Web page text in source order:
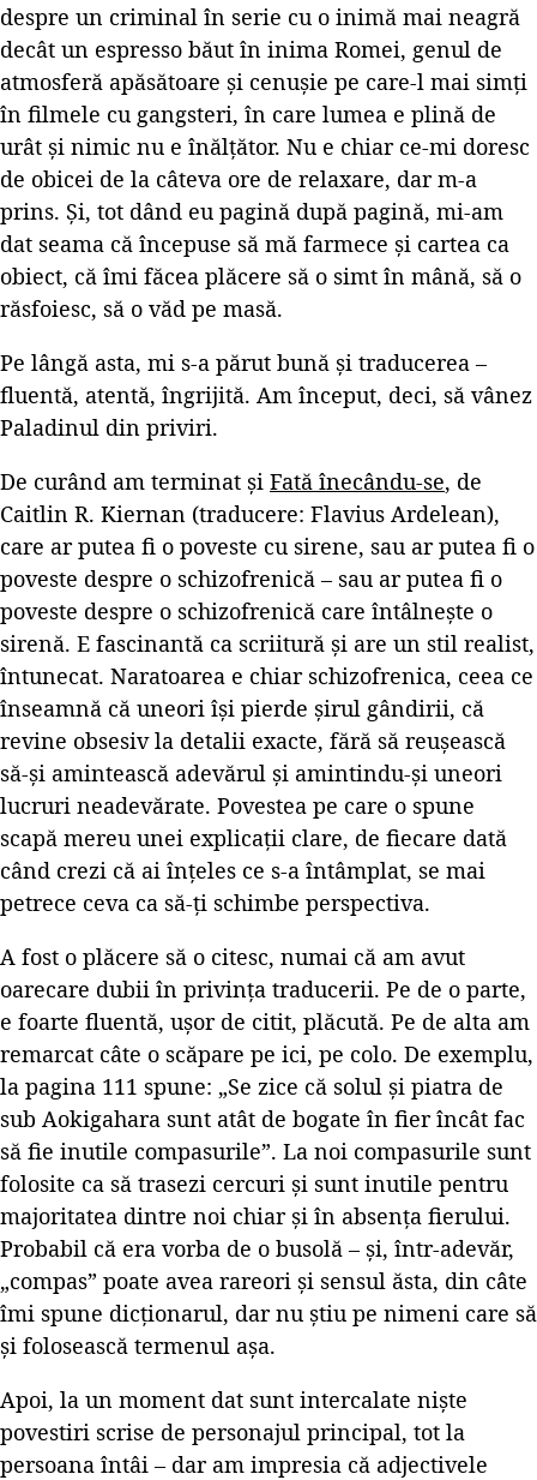
despre un criminal în serie cu o inimă mai neagră
decât un espresso băut în inima Romei, genul de
atmosferă apăsătoare și cenușie pe care-l mai simți
în filmele cu gangsteri, în care lumea e plină de
urât și nimic nu e înălțător. Nu e chiar ce-mi doresc
de obicei de la câteva ore de relaxare, dar m-a
prins. Și, tot dând eu pagină după pagină, mi-am
dat seama că începuse să mă farmece și cartea ca
obiect, că îmi făcea plăcere să o simt în mână, să o
răsfoiesc, să o văd pe masă.
Pe lângă asta, mi s-a părut bună și traducerea –
fluentă, atentă, îngrijită. Am început, deci, să vânez
Paladinul din priviri.
De curând am terminat și Fată înecându-se, de
Caitlin R. Kiernan (traducere: Flavius Ardelean),
care ar putea fi o poveste cu sirene, sau ar putea fi o
poveste despre o schizofrenică – sau ar putea fi o
poveste despre o schizofrenică care întâlnește o
sirenă. E fascinantă ca scriitură și are un stil realist,
întunecat. Naratoarea e chiar schizofrenica, ceea ce
înseamnă că uneori își pierde șirul gândirii, că
revine obsesiv la detalii exacte, fără să reușească
să-și amintească adevărul și amintindu-și uneori
lucruri neadevărate. Povestea pe care o spune
scapă mereu unei explicații clare, de fiecare dată
când crezi că ai înțeles ce s-a întâmplat, se mai
petrece ceva ca să-ți schimbe perspectiva.
A fost o plăcere să o citesc, numai că am avut
oarecare dubii în privința traducerii. Pe de o parte,
e foarte fluentă, ușor de citit, plăcută. Pe de alta am
remarcat câte o scăpare pe ici, pe colo. De exemplu,
la pagina 111 spune: „Se zice că solul și piatra de
sub Aokigahara sunt atât de bogate în fier încât fac
să fie inutile compasurile”. La noi compasurile sunt
folosite ca să trasezi cercuri și sunt inutile pentru
majoritatea dintre noi chiar și în absența fierului.
Probabil că era vorba de o busolă – și, într-adevăr,
„compas” poate avea rareori și sensul ăsta, din câte
îmi spune dicționarul, dar nu știu pe nimeni care să
și folosească termenul așa.
Apoi, la un moment dat sunt intercalate niște
povestiri scrise de personajul principal, tot la
persoana întâi – dar am impresia că adjectivele